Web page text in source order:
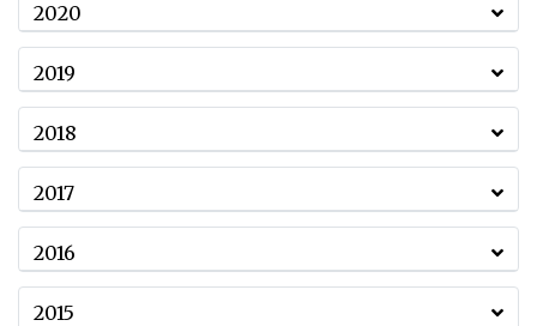
2020
2019
2018
2017
2016
2015